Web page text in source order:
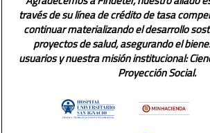
través de su línea de crédito de tasa
continuar materializando el desarrollo
proyectos de salud, asegurando el
usuarios y nuestra misión institucional:
Proyección Social.